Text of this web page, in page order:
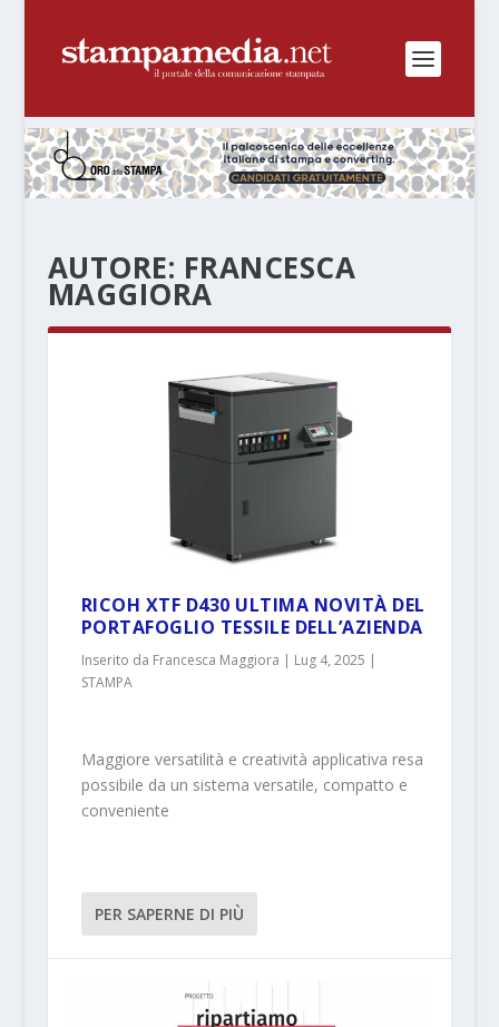
AUTORE: FRANCESCA
MAGGIORA
RICOH XTF D430 ULTIMA NOVITÀ DEL
PORTAFOGLIO TESSILE DELL’AZIENDA
Inserito da Francesca Maggiora | Lug 4, 2025 |
STAMPA
Maggiore versatilità e creatività applicativa resa
possibile da un sistema versatile, compatto e
conveniente
PER SAPERNE DI PIÙ